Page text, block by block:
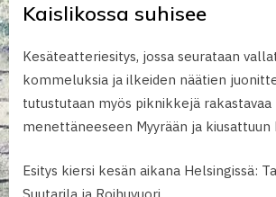
Kaislikossa suhisee
on
Kesäteatteriesitys, jossa seurataan
kommeluksia ja ilkeiden näätien
tutustutaan myös piknikkejä
menettäneeseen Myyrään ja kiusattuun
Esitys kiersi kesän aikana Helsingissä: